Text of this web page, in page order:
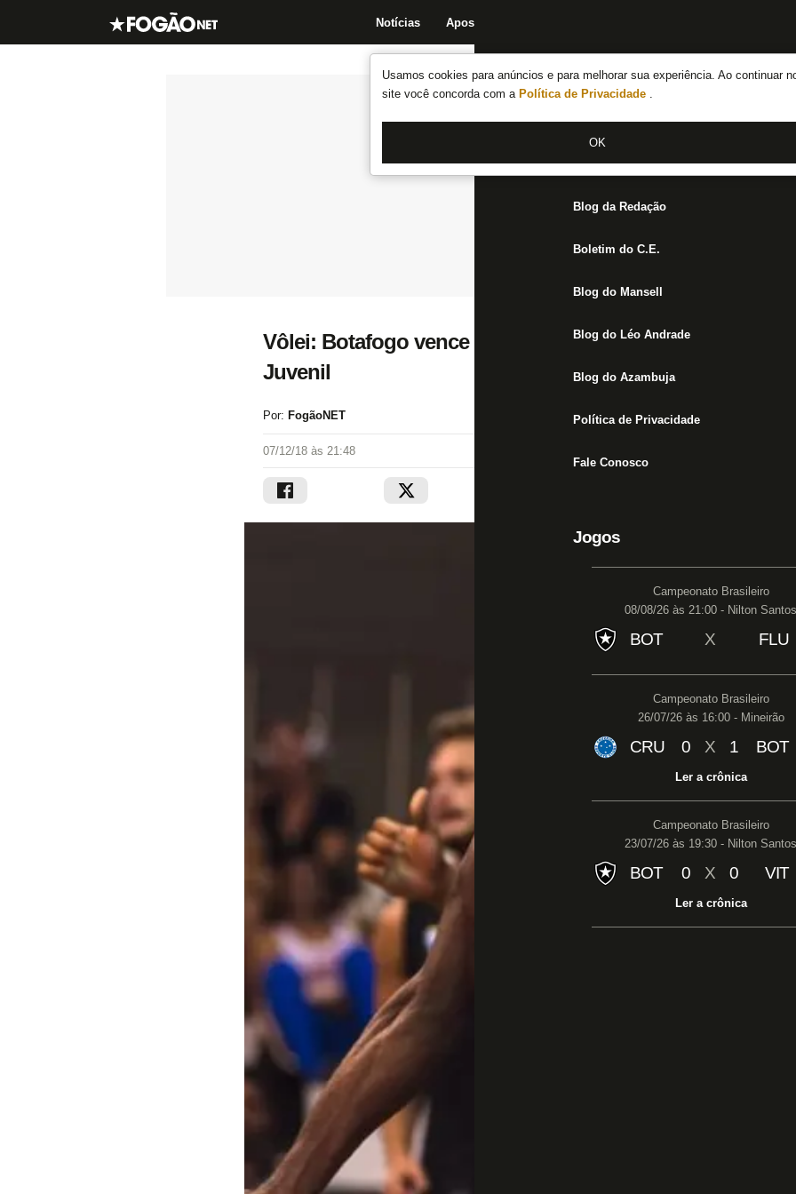
Usamos cookies para anúncios e para melhorar sua experiência. Ao continuar
site você concorda com a Política de Privacidade .
OK
Notícias Apostas
Notícias do Botafogo
Fórum
Jogos
Blog da Redação
Boletim do C.E.
Blog do Mansell
Blog do Léo Andrade
Blog do Azambuja
Política de Privacidade
Fale Conosco
Jogos
Campeonato Brasileiro
08/08/26 às 21:00 - Nilton Santos
BOT X FLU
Campeonato Brasileiro
26/07/26 às 16:00 - Mineirão
CRU 0 X 1 BOT
Ler a crônica
Campeonato Brasileiro
23/07/26 às 19:30 - Nilton Santos
BOT 0 X 0 VIT
Ler a crônica
Vôlei: Botafogo vence o Flamengo e se aproxima do tri
Juvenil
Por: FogãoNET
07/12/18 às 21:48